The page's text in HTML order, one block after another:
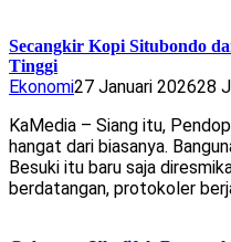
Secangkir Kopi Situbondo
Tinggi
Ekonomi27 Januari 202628
KaMedia – Siang itu,
hangat dari biasanya.
Besuki itu baru saja
berdatangan, protokoler